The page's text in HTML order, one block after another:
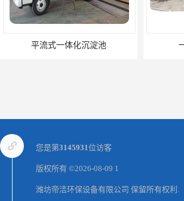
平流式一体化沉淀池
您是第3145931位访客
版权所有 ©2026-08-09 1
潍坊帝洁环保设备有限公司 保留所有权利.